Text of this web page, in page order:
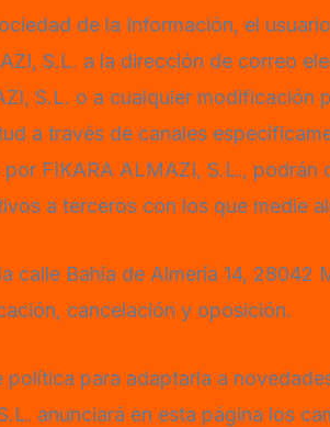
de la Información, el
S.L. a la dirección de correo
S.L. o a cualquier modificación
a través de canales
FIKARA ALMAZI, S.L.,
a terceros con los que medie
Bahía de Almería 14, 28042
cancelación y oposición.
para adaptarla a
anunciará en esta página los